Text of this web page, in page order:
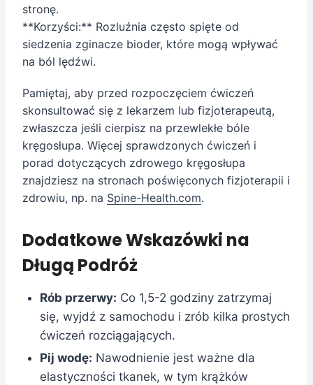
stronę.
**Korzyści:** Rozluźnia często spięte od
siedzenia zginacze bioder, które mogą wpływać
na ból lędźwi.
Pamiętaj, aby przed rozpoczęciem ćwiczeń
skonsultować się z lekarzem lub fizjoterapeutą,
zwłaszcza jeśli cierpisz na przewlekłe bóle
kręgosłupa. Więcej sprawdzonych ćwiczeń i
porad dotyczących zdrowego kręgosłupa
znajdziesz na stronach poświęconych fizjoterapii i
zdrowiu, np. na Spine-Health.com.
Dodatkowe Wskazówki na
Długą Podróż
Rób przerwy: Co 1,5-2 godziny zatrzymaj
się, wyjdź z samochodu i zrób kilka prostych
ćwiczeń rozciągających.
Pij wodę: Nawodnienie jest ważne dla
elastyczności tkanek, w tym krążków